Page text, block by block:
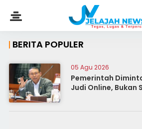
BERITA POPULER
05 Agu 2026
Pemerintah
Judi Online, Bukan